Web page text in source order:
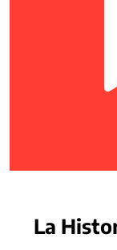
La